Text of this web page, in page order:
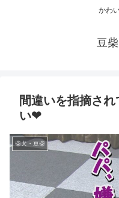
かわ
豆
間違いを指摘さ
い❤
柴犬・豆柴